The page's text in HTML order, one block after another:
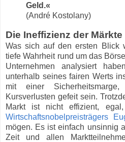
Geld.«
(André Kostolany)
Die Ineffizienz der Märkte
Was sich auf den ersten Blick
tiefe Wahrheit rund um das
Unternehmen analysiert
unterhalb seines fairen Werts
mit einer
Kursverlusten gefeit sein.
Markt ist nicht effizient,
Wirtschaftsnobelpreisträgers
mögen. Es ist einfach unsinnig
Zeit und allen